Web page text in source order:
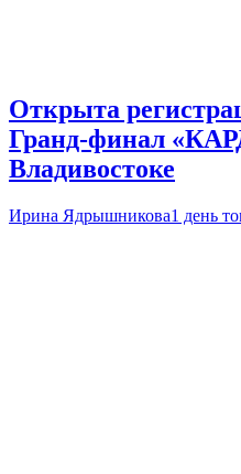
Открыта
Гранд-финал
Владивостоке
Ирина Ядрышникова1 день